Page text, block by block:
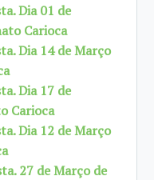
Dia 01 de
Carioca
Dia 14 de Março
Dia 17 de
Carioca
Dia 12 de Março
27 de Março de